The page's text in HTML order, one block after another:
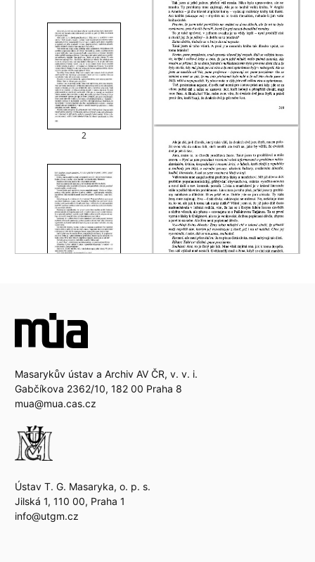
Masarykův ústav a Archiv AV ČR, v. v. i.
Gabčíkova 2362/10, 182 00 Praha 8
mua@mua.cas.cz
Ústav T. G. Masaryka, o. p. s.
Jilská 1, 110 00, Praha 1
info@utgm.cz